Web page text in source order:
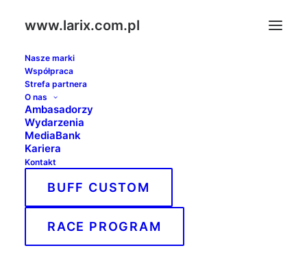
www.larix.com.pl
Nasze marki
Współpraca
Strefa partnera
O nas
Ambasadorzy
Wydarzenia
MediaBank
Kariera
Kontakt
BUFF CUSTOM
RACE PROGRAM
Przedstawiciel Handlowy
tel.+48 691 941 559